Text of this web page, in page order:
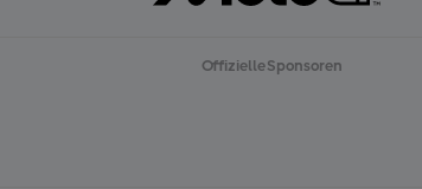
Offizielle Sponsoren